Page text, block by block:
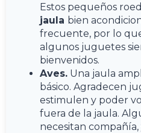
Estos pequeños
jaula bien
frecuente, por lo
algunos juguetes
bienvenidos.
Aves. Una jaula
básico. Agradecen
estimulen y poder
fuera de la jaula.
necesitan compañía,